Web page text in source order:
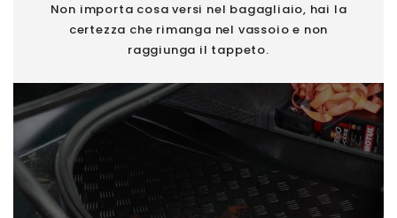
Non importa cosa versi nel bagagliaio, hai la
certezza che rimanga nel vassoio e non
raggiunga il tappeto.